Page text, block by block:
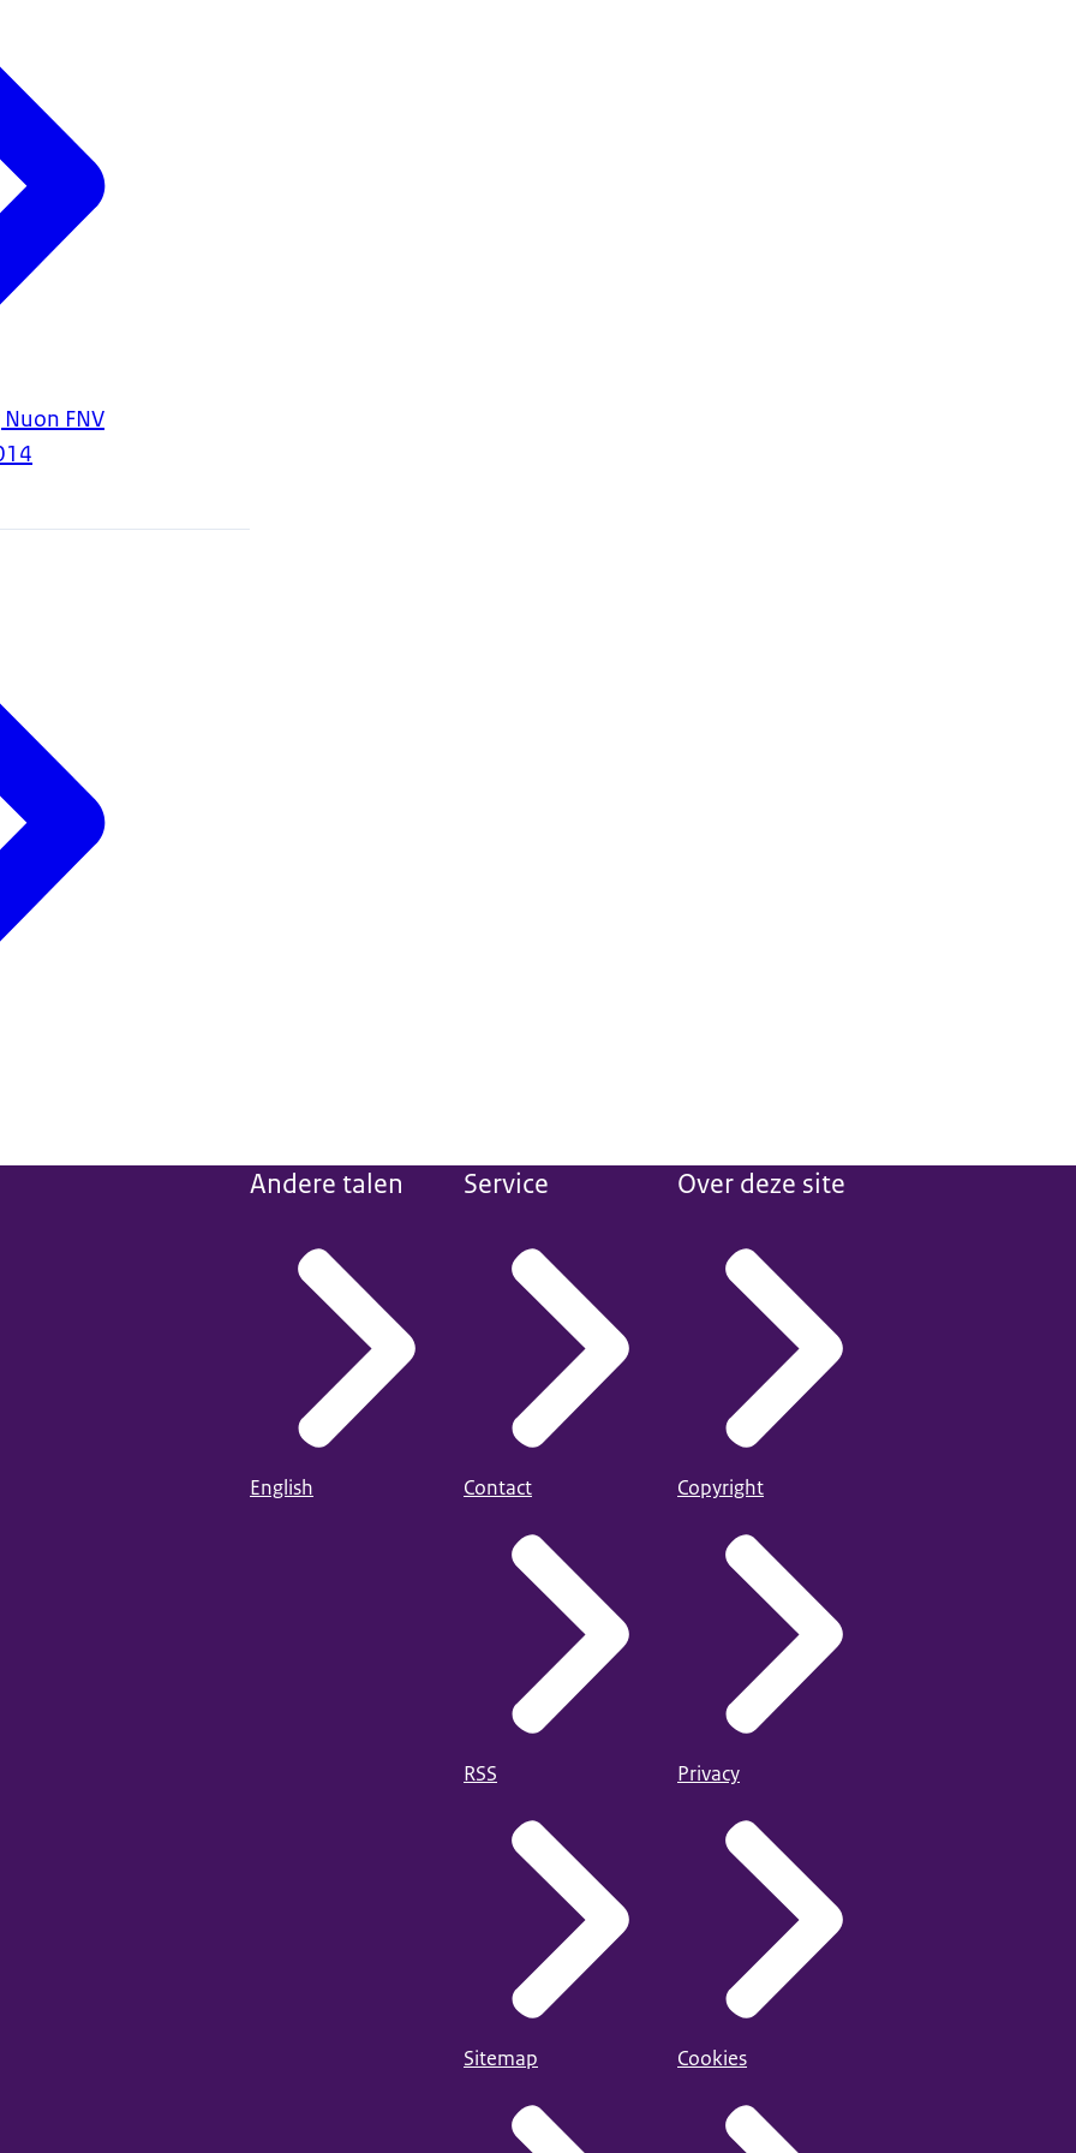
FNV
Andere talen
English
Service
Contact
RSS
Sitemap
Over deze site
Copyright
Privacy
Cookies